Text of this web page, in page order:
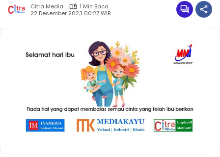
Citra Media
1 Min Baca
22 Desember 2023 00:27 WIB